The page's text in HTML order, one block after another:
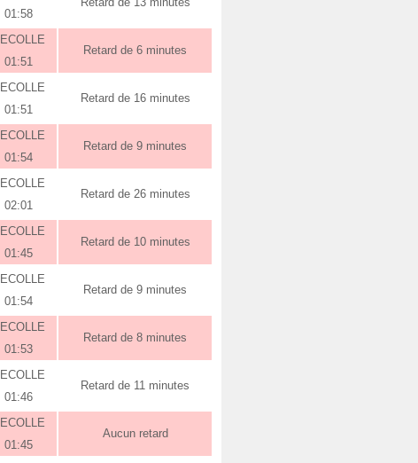
01:58
01:51
Retard de 6 minutes
01:51
Retard de 16 minutes
01:54
Retard de 9 minutes
02:01
Retard de 26 minutes
01:45
Retard de 10 minutes
01:54
Retard de 9 minutes
01:53
Retard de 8 minutes
01:46
Retard de 11 minutes
01:45
Aucun retard